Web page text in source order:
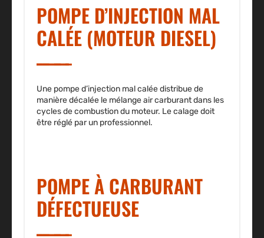
POMPE D’INJECTION MAL
CALÉE (MOTEUR DIESEL)
Une pompe d’injection mal calée distribue de
manière décalée le mélange air carburant dans les
cycles de combustion du moteur. Le calage doit
être réglé par un professionnel.
POMPE À CARBURANT
DÉFECTUEUSE